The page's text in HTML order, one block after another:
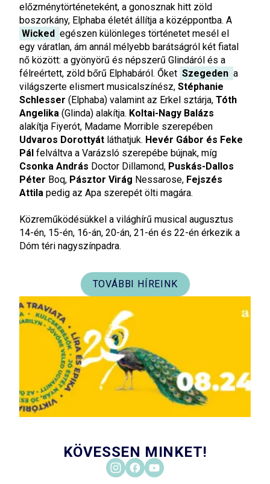
előzménytörténeteként, a gonosznak hitt zöld
boszorkány, Elphaba életét állítja a középpontba. A
Wicked egészen különleges történetet mesél el
egy váratlan, ám annál mélyebb barátságról két fiatal
nő között: a gyönyörű és népszerű Glindáról és a
félreértett, zöld bőrű Elphabáról. Őket Szegeden a
világszerte elismert musicalszínész, Stéphanie
Schlesser (Elphaba) valamint az Erkel sztárja, Tóth
Angelika (Glinda) alakítja. Koltai-Nagy Balázs
alakítja Fiyerót, Madame Morrible szerepében
Udvaros Dorottyát láthatjuk. Hevér Gábor és Feke
Pál felváltva a Varázsló szerepébe bújnak, míg
Csonka András Doctor Dillamond, Puskás-Dallos
Péter Boq, Pásztor Virág Nessarose, Fejszés
Attila pedig az Apa szerepét ölti magára.
Közreműködésükkel a világhírű musical augusztus
14-én, 15-én, 16-án, 20-án, 21-én és 22-én érkezik a
Dóm téri nagyszínpadra.
TOVÁBBI HÍREINK
KÖVESSEN MINKET!